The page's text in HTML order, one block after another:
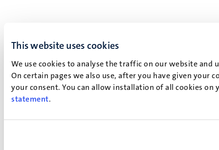
This website uses cookies
We use cookies to analyse the traffic on our website
On certain pages we also use, after you have given your
your consent. You can allow installation of all cookies
statement.